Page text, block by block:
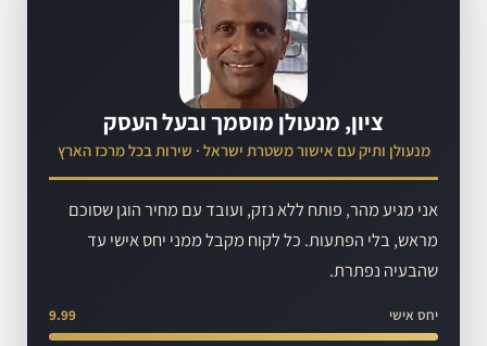
ציון, מנעולן מוסמך ובעל העסק
מנעולן ותיק עם אישור משטרת ישראל · שירות בכל מרכז הארץ
אני מגיע מהר, פותח ללא נזק, ועובד עם מחיר הוגן שסוכם
מראש, בלי הפתעות. כל לקוח מקבל ממני יחס אישי עד
שהבעיה נפתרת.
יחס אישי 9.99